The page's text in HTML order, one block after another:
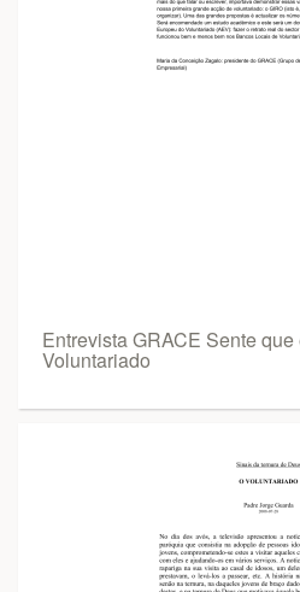
Entrevista GRACE Sente
Voluntariado